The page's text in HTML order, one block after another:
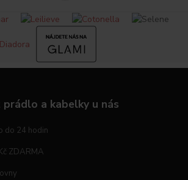
a kabelky u nás
do 24 hodin
ZDARMA